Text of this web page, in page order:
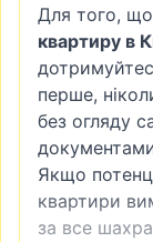
Для того,
квартиру в
перше,
без огляду
Якщо
квартири
за все